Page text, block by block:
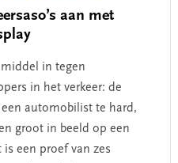
aan met
in tegen
in het verkeer: de
automobilist te hard,
groot in beeld op een
een proef van zes